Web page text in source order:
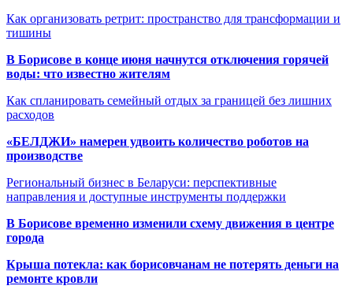
Как организовать ретрит: пространство для трансформации и
тишины
В Борисове в конце июня начнутся отключения горячей
воды: что известно жителям
Как спланировать семейный отдых за границей без лишних
расходов
«БЕЛДЖИ» намерен удвоить количество роботов на
производстве
Региональный бизнес в Беларуси: перспективные
направления и доступные инструменты поддержки
В Борисове временно изменили схему движения в центре
города
Крыша потекла: как борисовчанам не потерять деньги на
ремонте кровли